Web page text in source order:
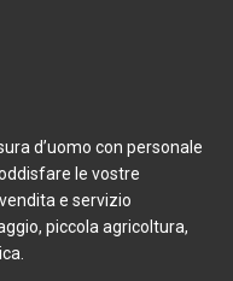
d’uomo con personale
le vostre
e servizio
piccola agricoltura,